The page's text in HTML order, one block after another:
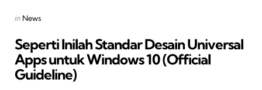
Posted
in News
Seperti Inilah Standar Desain Universal
Apps untuk Windows 10 (Official
Guideline)